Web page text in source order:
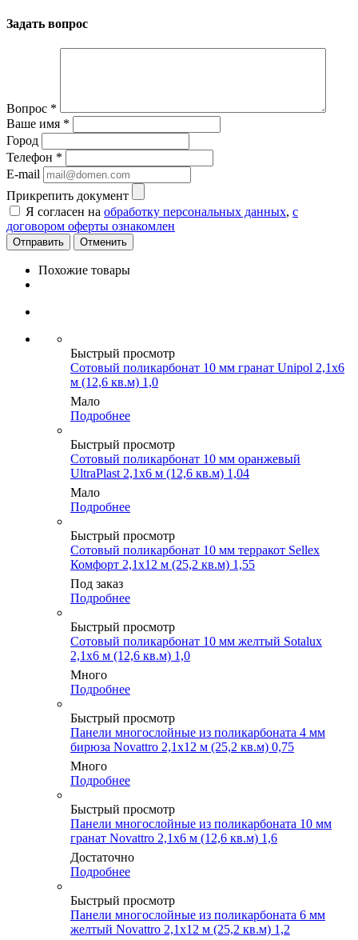
Задать вопрос
Вопрос *
Ваше имя *
Город
Телефон *
E-mail
Прикрепить документ
Я согласен на обработку персональных данных, с
договором оферты ознакомлен
Отменить
Похожие товары
Быстрый просмотр
Сотовый поликарбонат 10 мм гранат Unipol 2,1х6
м (12,6 кв.м) 1,0
Мало
Подробнее
Быстрый просмотр
Сотовый поликарбонат 10 мм оранжевый
UltraPlast 2,1х6 м (12,6 кв.м) 1,04
Мало
Подробнее
Быстрый просмотр
Сотовый поликарбонат 10 мм терракот Sellex
Комфорт 2,1х12 м (25,2 кв.м) 1,55
Под заказ
Подробнее
Быстрый просмотр
Сотовый поликарбонат 10 мм желтый Sotalux
2,1х6 м (12,6 кв.м) 1,0
Много
Подробнее
Быстрый просмотр
Панели многослойные из поликарбоната 4 мм
бирюза Novattro 2,1х12 м (25,2 кв.м) 0,75
Много
Подробнее
Быстрый просмотр
Панели многослойные из поликарбоната 10 мм
гранат Novattro 2,1х6 м (12,6 кв.м) 1,6
Достаточно
Подробнее
Быстрый просмотр
Панели многослойные из поликарбоната 6 мм
желтый Novattro 2,1х12 м (25,2 кв.м) 1,2